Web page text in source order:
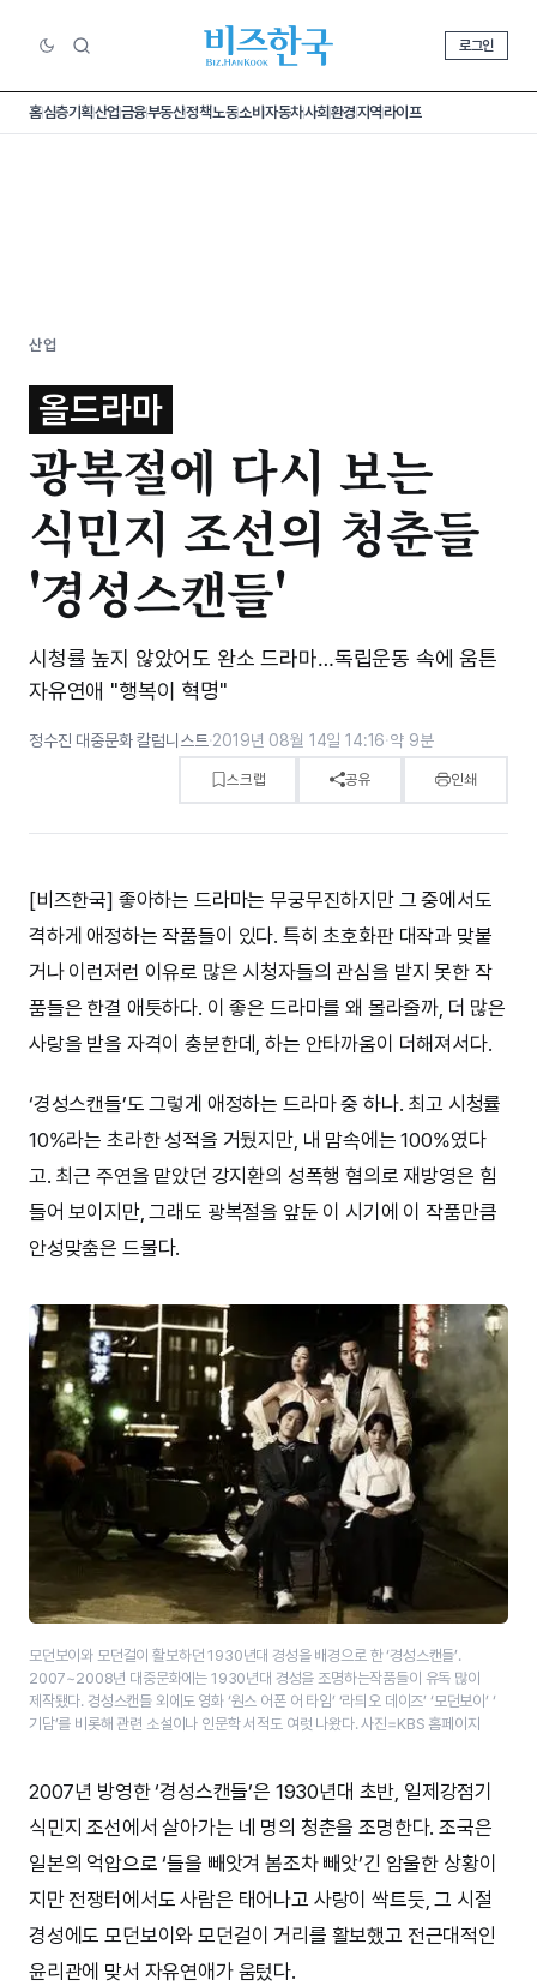
로그인
홈심층기획산업금융부동산정책노동소비 자동차사회환경지역라이프
산업
올드라마
광복절에 다시 보는
식민지 조선의 청춘들
'경성스캔들'
시청률 높지 않았어도 완소 드라마…독립운동 속에 움튼
자유연애 "행복이 혁명"
정수진 대중문화 칼럼니스트·2019년 08월 14일 14:16·약 9분
스크랩 공유 인쇄
[비즈한국] 좋아하는 드라마는 무궁무진하지만 그 중에서도
격하게 애정하는 작품들이 있다. 특히 초호화판 대작과 맞붙
거나 이런저런 이유로 많은 시청자들의 관심을 받지 못한 작
품들은 한결 애틋하다. 이 좋은 드라마를 왜 몰라줄까, 더 많은
사랑을 받을 자격이 충분한데, 하는 안타까움이 더해져서다.
‘경성스캔들’도 그렇게 애정하는 드라마 중 하나. 최고 시청률
10%라는 초라한 성적을 거뒀지만, 내 맘속에는 100%였다
고. 최근 주연을 맡았던 강지환의 성폭행 혐의로 재방영은 힘
들어 보이지만, 그래도 광복절을 앞둔 이 시기에 이 작품만큼
안성맞춤은 드물다.
모던보이와 모던걸이 활보하던 1930년대 경성을 배경으로 한 ‘경성스캔들’​.
2007~2008년 대중문화에는 1930년대 경성을 조명하는작품들이 유독 많이
제작됐다. 경성스캔들 외에도 영화 ‘원스 어폰 어 타임’​ ‘​라듸오 데이즈’​ ‘​모던보이’​ ‘​
기담’​를 비롯해 관련 소설이나 인문학 서적도 여럿 나왔다. 사진=KBS 홈페이지
2007년 방영한 ‘경성스캔들’은 1930년대 초반, 일제강점기
식민지 조선에서 살아가는 네 명의 청춘을 조명한다. 조국은
일본의 억압으로 ‘들을 빼앗겨 봄조차 빼앗’긴 암울한 상황이
지만 전쟁터에서도 사람은 태어나고 사랑이 싹트듯, 그 시절
경성에도 모던보이와 모던걸이 거리를 활보했고 전근대적인
윤리관에 맞서 자유연애가 움텄다.